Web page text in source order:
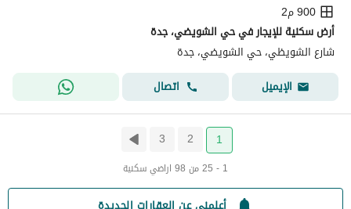
900 م2
أرض سكنية للإيجار في حي الشويضي، جدة
شارع الشويظي، حي الشويضي، جدة
الإيميل
اتصال
1
2
3
1 - 25 من 98 اراضي سكنية